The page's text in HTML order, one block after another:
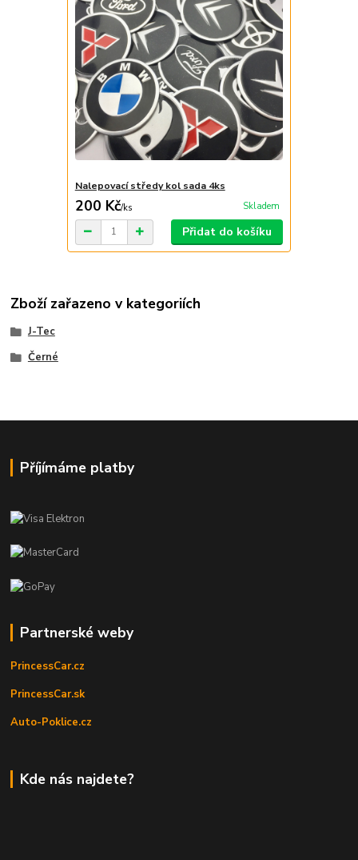
Nalepovací středy kol sada 4ks
200 Kč/ks Skladem
Přidat do košíku
Zboží zařazeno v kategoriích
J-Tec
Černé
Příjímáme platby
Partnerské weby
PrincessCar.cz
PrincessCar.sk
Auto-Poklice.cz
Kde nás najdete?